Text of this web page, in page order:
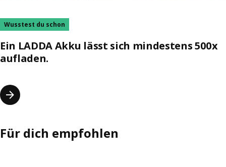
Wusstest du schon
Ein LADDA Akku lässt sich mindestens 500x
aufladen.
Für dich empfohlen